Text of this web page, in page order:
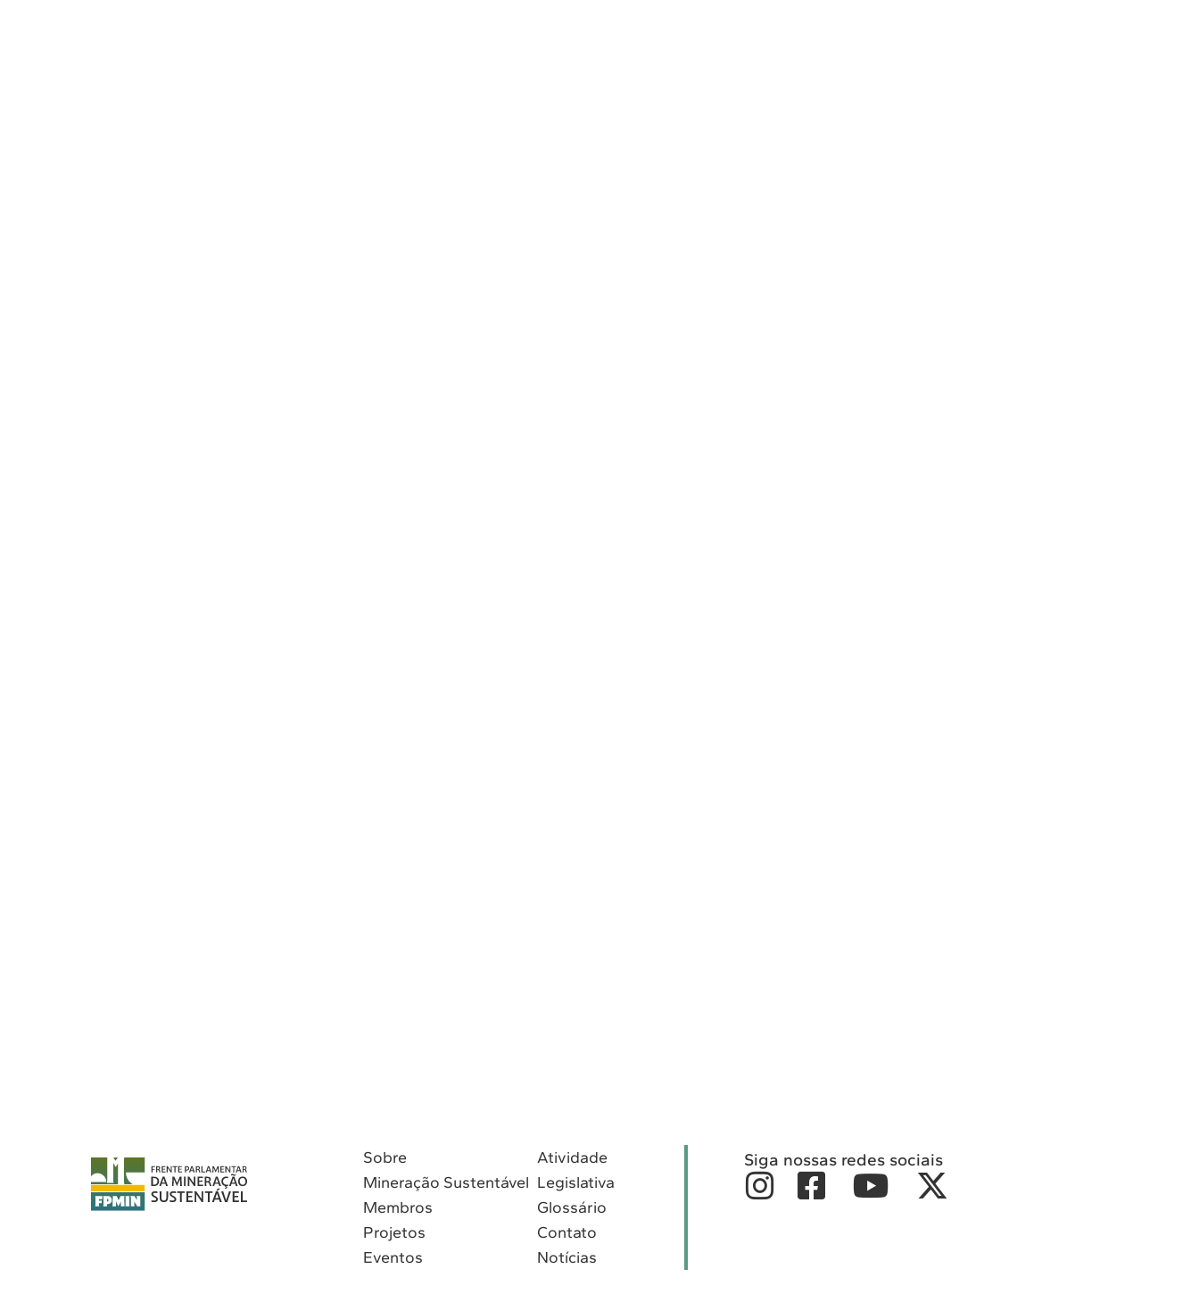
Sobre
Mineração Sustentável
Membros
Projetos
Eventos
Atividade
Legislativa
Glossário
Contato
Notícias
Siga nossas redes sociais